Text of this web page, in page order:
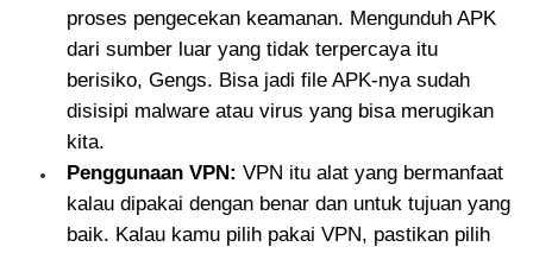
proses pengecekan keamanan. Mengunduh APK
dari sumber luar yang tidak terpercaya itu
berisiko, Gengs. Bisa jadi file APK-nya sudah
disisipi malware atau virus yang bisa merugikan
kita.
Penggunaan VPN: VPN itu alat yang bermanfaat
kalau dipakai dengan benar dan untuk tujuan yang
baik. Kalau kamu pilih pakai VPN, pastikan pilih